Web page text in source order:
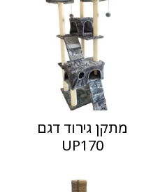
מתקן גירוד דגם
UP170